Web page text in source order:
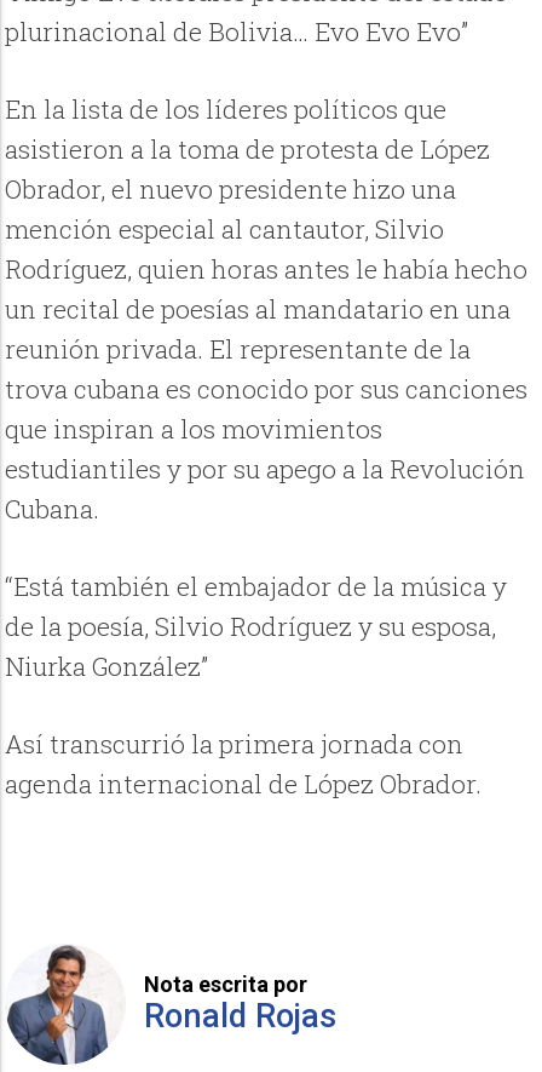
plurinacional de Bolivia… Evo Evo Evo”
En la lista de los líderes políticos que
asistieron a la toma de protesta de López
Obrador, el nuevo presidente hizo una
mención especial al cantautor, Silvio
Rodríguez, quien horas antes le había hecho
un recital de poesías al mandatario en una
reunión privada. El representante de la
trova cubana es conocido por sus canciones
que inspiran a los movimientos
estudiantiles y por su apego a la Revolución
Cubana.
“Está también el embajador de la música y
de la poesía, Silvio Rodríguez y su esposa,
Niurka González”
Así transcurrió la primera jornada con
agenda internacional de López Obrador.
Nota escrita por
Ronald Rojas